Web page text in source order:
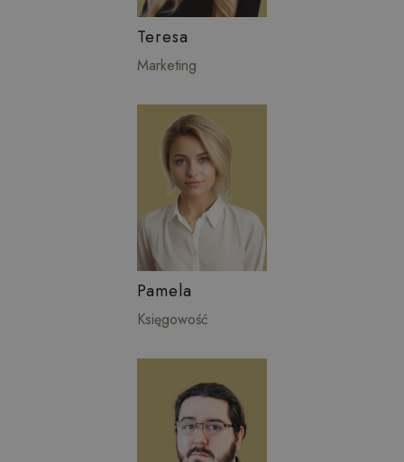
Teresa
Marketing
Pamela
Księgowość